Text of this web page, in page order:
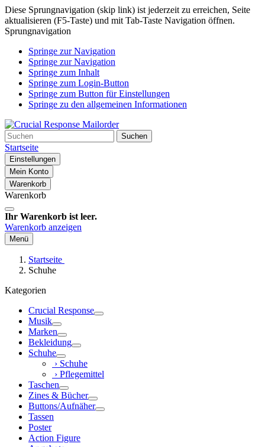
Diese Sprungnavigation (skip link) ist jederzeit zu erreichen, Seite
aktualisieren (F5-Taste) und mit Tab-Taste Navigation öffnen.
Sprungnavigation
Springe zur Navigation
Springe zur Navigation
Springe zum Inhalt
Springe zum Login-Button
Springe zum Button für Einstellungen
Springe zu den allgemeinen Informationen
Suchen
Startseite
Einstellungen
Mein Konto
Warenkorb
Warenkorb
Ihr Warenkorb ist leer.
Warenkorb anzeigen
Menü
Startseite
Schuhe
Kategorien
Crucial Response
Musik
Marken
Bekleidung
Schuhe
› Schuhe
› Pflegemittel
Taschen
Zines & Bücher
Buttons/Aufnäher
Tassen
Poster
Action Figure